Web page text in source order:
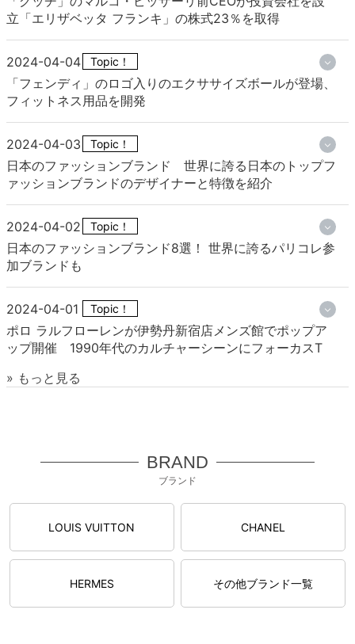
立「エリザベッタ フランキ」の株式23％を取得
2024-04-04 Topic！
「フェンディ」のロゴ入りのエクササイズボールが登場、
フィットネス用品を開発
2024-04-03 Topic！
日本のファッションブランド 世界に誇る日本のトップフ
ァッションブランドのデザイナーと特徴を紹介
2024-04-02 Topic！
日本のファッションブランド8選！ 世界に誇るパリコレ参
加ブランドも
2024-04-01 Topic！
ポロ ラルフローレンが伊勢丹新宿店メンズ館でポップア
ップ開催 1990年代のカルチャーシーンにフォーカスT
» もっと見る
BRAND
ブランド
LOUIS VUITTON CHANEL
HERMES その他ブランド一覧